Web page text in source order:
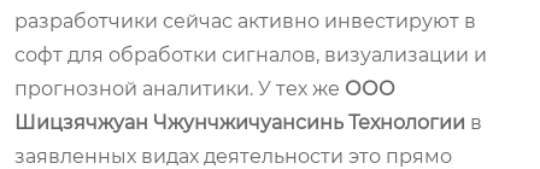
разработчики сейчас активно инвестируют в
софт для обработки сигналов, визуализации и
прогнозной аналитики. У тех же ООО
Шицзячжуан Чжунчжичуансинь Технологии в
заявленных видах деятельности это прямо